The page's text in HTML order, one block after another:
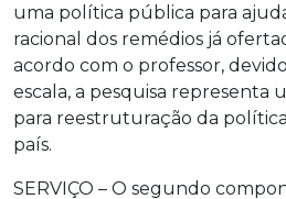
uma política pública para
racional dos remédios já
acordo com o professor,
escala, a pesquisa representa
para reestruturação da
país.
SERVIÇO – O segundo